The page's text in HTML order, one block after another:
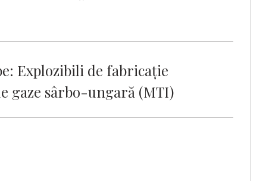
Explozibili de fabricație
gaze sârbo-ungară (MTI)